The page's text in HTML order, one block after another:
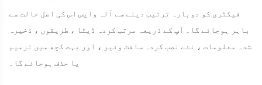
فیکٹری کو دوبارہ ترتیب دینے سے آلہ واپس اس کی اصل حالت سے
باہر ہوجائے گا۔ آپ کے ذریعہ مرتب کردہ ڈیٹا ، طریقوں ، ذخیرہ
شدہ معلومات ، نئے نصب کردہ سافٹ وئیر ، اور بہت کچھ میں ترمیم
یا حذف ہوجائے گا۔